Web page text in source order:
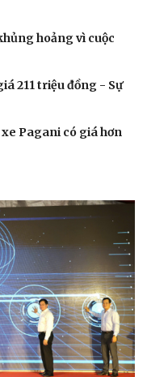
truyện đêm khuya
hoảng vì cuộc
211 triệu đồng - Sự
Pagani có giá hơn